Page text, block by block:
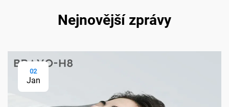
Nejnovější zprávy
02
Jan